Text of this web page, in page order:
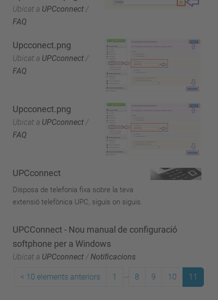
Ubicat a UPCconnect /
FAQ
Upcconect.png
Ubicat a UPCconnect /
FAQ
Upcconect.png
Ubicat a UPCconnect /
FAQ
UPCconnect
Disposa de telefonia fixa sobre la teva
extensió telefònica UPC, siguis on siguis.
UPCConnect - Nou manual de configuració
softphone per a Windows
Ubicat a UPCconnect /Notificacions
< 10 elements anteriors 1 8 9 10 11